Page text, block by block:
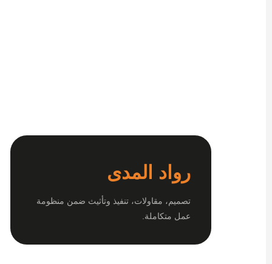
رواد المدى
تصميم، مقاولات، تنفيذ وتأثيث ضمن منظومة
عمل متكاملة.